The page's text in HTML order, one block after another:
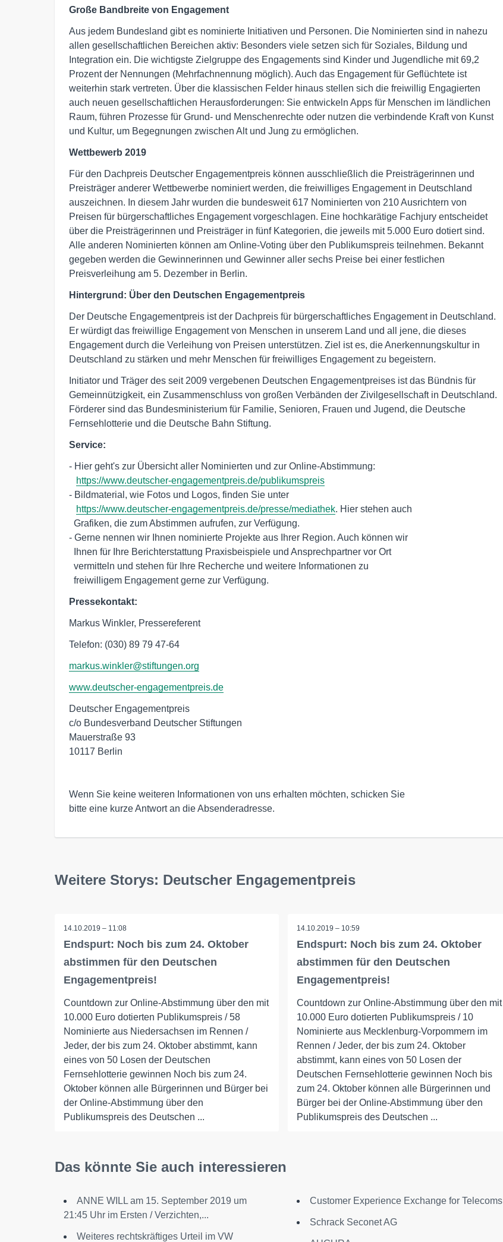
Große Bandbreite von Engagement
Aus jedem Bundesland gibt es nominierte Initiativen und Personen. Die Nominierten sind in nahezu
allen gesellschaftlichen Bereichen aktiv: Besonders viele setzen sich für Soziales, Bildung und
Integration ein. Die wichtigste Zielgruppe des Engagements sind Kinder und Jugendliche mit 69,2
Prozent der Nennungen (Mehrfachnennung möglich). Auch das Engagement für Geflüchtete ist
weiterhin stark vertreten. Über die klassischen Felder hinaus stellen sich die freiwillig Engagierten
auch neuen gesellschaftlichen Herausforderungen: Sie entwickeln Apps für Menschen im ländlichen
Raum, führen Prozesse für Grund- und Menschenrechte oder nutzen die verbindende Kraft von Kunst
und Kultur, um Begegnungen zwischen Alt und Jung zu ermöglichen.
Wettbewerb 2019
Für den Dachpreis Deutscher Engagementpreis können ausschließlich die Preisträgerinnen und
Preisträger anderer Wettbewerbe nominiert werden, die freiwilliges Engagement in Deutschland
auszeichnen. In diesem Jahr wurden die bundesweit 617 Nominierten von 210 Ausrichtern von
Preisen für bürgerschaftliches Engagement vorgeschlagen. Eine hochkarätige Fachjury entscheidet
über die Preisträgerinnen und Preisträger in fünf Kategorien, die jeweils mit 5.000 Euro dotiert sind.
Alle anderen Nominierten können am Online-Voting über den Publikumspreis teilnehmen. Bekannt
gegeben werden die Gewinnerinnen und Gewinner aller sechs Preise bei einer festlichen
Preisverleihung am 5. Dezember in Berlin.
Hintergrund: Über den Deutschen Engagementpreis
Der Deutsche Engagementpreis ist der Dachpreis für bürgerschaftliches Engagement in Deutschland.
Er würdigt das freiwillige Engagement von Menschen in unserem Land und all jene, die dieses
Engagement durch die Verleihung von Preisen unterstützen. Ziel ist es, die Anerkennungskultur in
Deutschland zu stärken und mehr Menschen für freiwilliges Engagement zu begeistern.
Initiator und Träger des seit 2009 vergebenen Deutschen Engagementpreises ist das Bündnis für
Gemeinnützigkeit, ein Zusammenschluss von großen Verbänden der Zivilgesellschaft in Deutschland.
Förderer sind das Bundesministerium für Familie, Senioren, Frauen und Jugend, die Deutsche
Fernsehlotterie und die Deutsche Bahn Stiftung.
Service:
- Hier geht's zur Übersicht aller Nominierten und zur Online-Abstimmung:
https://www.deutscher-engagementpreis.de/publikumspreis
- Bildmaterial, wie Fotos und Logos, finden Sie unter
https://www.deutscher-engagementpreis.de/presse/mediathek. Hier stehen auch
- Gerne nennen wir Ihnen nominierte Projekte aus Ihrer Region. Auch können wir
  freiwilligem Engagement gerne zur Verfügung.
Pressekontakt:
Markus Winkler, Pressereferent
Telefon: (030) 89 79 47-64
markus.winkler@stiftungen.org
www.deutscher-engagementpreis.de
Deutscher Engagementpreis
c/o Bundesverband Deutscher Stiftungen
Mauerstraße 93
10117 Berlin
Wenn Sie keine weiteren Informationen von uns erhalten möchten, schicken Sie
bitte eine kurze Antwort an die Absenderadresse.
Weitere Storys: Deutscher Engagementpreis
14.10.2019 – 11:08
Endspurt: Noch bis zum 24. Oktober
abstimmen für den Deutschen
Engagementpreis!
Countdown zur Online-Abstimmung über den mit
10.000 Euro dotierten Publikumspreis / 58
Nominierte aus Niedersachsen im Rennen /
Jeder, der bis zum 24. Oktober abstimmt, kann
eines von 50 Losen der Deutschen
Fernsehlotterie gewinnen Noch bis zum 24.
Oktober können alle Bürgerinnen und Bürger bei
der Online-Abstimmung über den
Publikumspreis des Deutschen ...
14.10.2019 – 10:59
Endspurt: Noch bis zum 24. Oktober
abstimmen für den Deutschen
Engagementpreis!
Countdown zur Online-Abstimmung über den mit
10.000 Euro dotierten Publikumspreis / 10
Nominierte aus Mecklenburg-Vorpommern im
Rennen / Jeder, der bis zum 24. Oktober
abstimmt, kann eines von 50 Losen der
Deutschen Fernsehlotterie gewinnen Noch bis
zum 24. Oktober können alle Bürgerinnen und
Bürger bei der Online-Abstimmung über den
Publikumspreis des Deutschen ...
Das könnte Sie auch interessieren
ANNE WILL am 15. September 2019 um
21:45 Uhr im Ersten / Verzichten,...
Weiteres rechtskräftiges Urteil im VW
Customer Experience Exchange for Telecoms
Schrack Seconet AG